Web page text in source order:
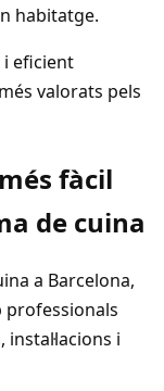
habitatge.
i eficient
valorats pels
fàcil
de cuina
a Barcelona,
professionals
i